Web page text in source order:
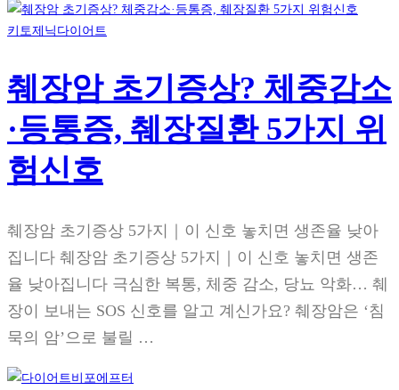
키토제닉다이어트
췌장암 초기증상? 체중감소
·등통증, 췌장질환 5가지 위
험신호
췌장암 초기증상 5가지｜이 신호 놓치면 생존율 낮아
집니다 췌장암 초기증상 5가지｜이 신호 놓치면 생존
율 낮아집니다 극심한 복통, 체중 감소, 당뇨 악화… 췌
장이 보내는 SOS 신호를 알고 계신가요? 췌장암은 ‘침
묵의 암’으로 불릴 …